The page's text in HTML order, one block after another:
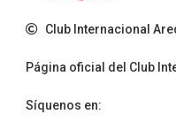
Club Internacional
Página oficial del Club
Síquenos en: